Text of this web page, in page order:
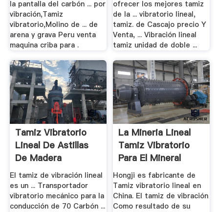
la pantalla del carbón ... por
vibración,Tamiz
vibratorio,Molino de ... de
arena y grava Peru venta
maquina criba para .
ofrecer los mejores tamiz
de la ... vibratorio lineal,
tamiz. de Cascajo precio Y
Venta, ... Vibración lineal
tamiz unidad de doble ...
Tamiz Vibratorio
Lineal De Astillas
De Madera
El tamiz de vibración lineal
es un ... Transportador
vibratorio mecánico para la
conducción de 70 Carbón ...
La Mineria Lineal
Tamiz Vibratorio
Para El Mineral
Hongji es fabricante de
Tamiz vibratorio lineal en
China. El tamiz de vibración
Como resultado de su